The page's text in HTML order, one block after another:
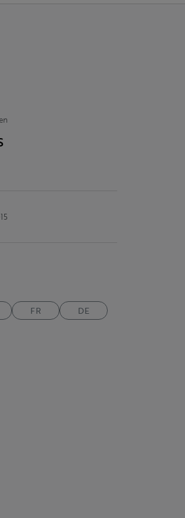
FR DE